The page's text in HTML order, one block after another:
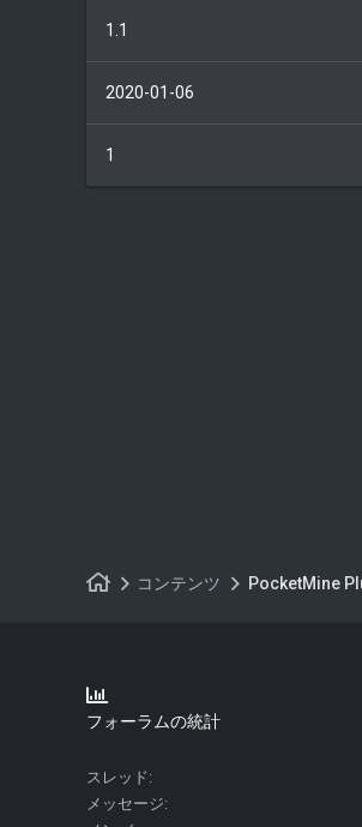
1.1
2020-01-06
1
コンテンツ PocketMine
フォーラムの統計
スレッド
メッセージ